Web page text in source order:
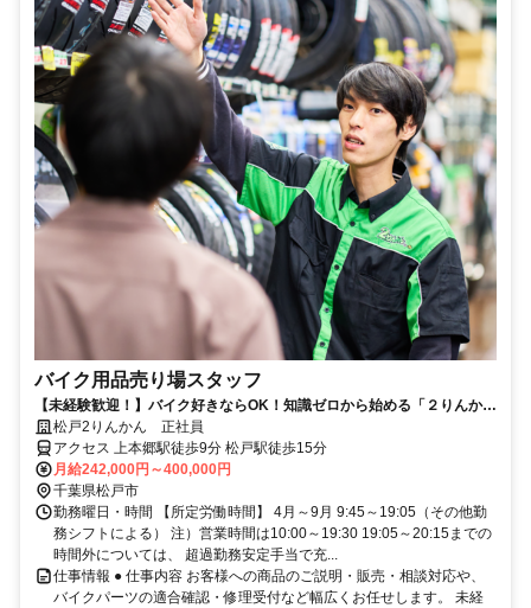
バイク用品売り場スタッフ
【未経験歓迎！】バイク好きならOK！知識ゼロから始める「２りんか
ん」売り場スタッフ＜正社員＞
松戸2りんかん 正社員
アクセス 上本郷駅徒歩9分 松戸駅徒歩15分
月給242,000円～400,000円
千葉県松戸市
勤務曜日・時間 【所定労働時間】 4月～9月 9:45～19:05（その他勤
務シフトによる） 注）営業時間は10:00～19:30 19:05～20:15までの
時間外については、 超過勤務安定手当で充...
仕事情報 ● 仕事内容 お客様への商品のご説明・販売・相談対応や、
バイクパーツの適合確認・修理受付など幅広くお任せします。 未経